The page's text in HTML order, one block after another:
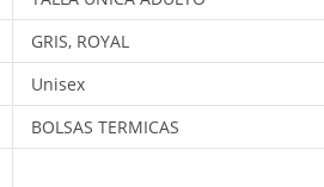
GRIS, ROYAL
Unisex
BOLSAS TERMICAS